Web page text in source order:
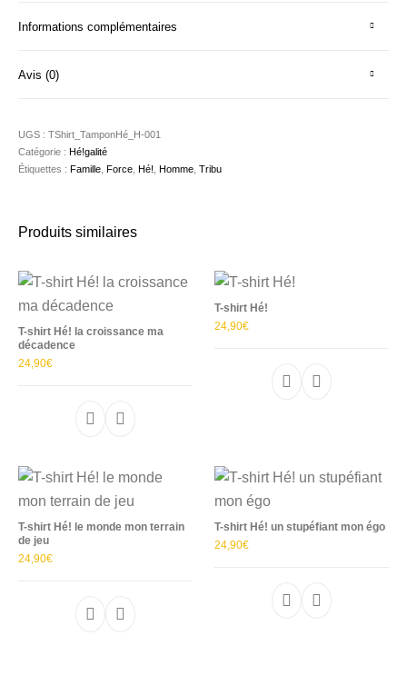
Informations complémentaires
Avis (0)
UGS :TShirt_TamponHé_H-001
Catégorie : Hé!galité
Étiquettes : Famille, Force, Hé!, Homme,Tribu
Produits similaires
T-shirt Hé! la croissance ma
décadence
24,90€
Ce produit a plusieurs variations. Les options
T-shirt Hé!
24,90€
Ce produit a
T-shirt Hé! le monde mon terrain
de jeu
24,90€
Ce produit a plusieurs variations. Les options
T-shirt Hé! un stupéfiant mon égo
24,90€
Ce produit a